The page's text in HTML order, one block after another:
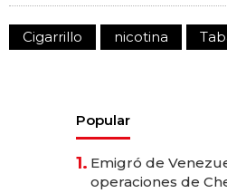
Cigarrillo nicotina
Popular
1. Emigró de
operaciones de